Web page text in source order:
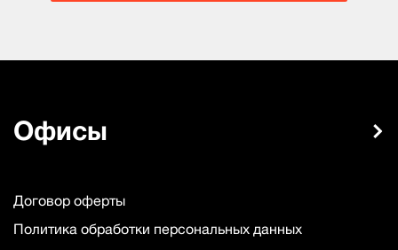
Офисы
Договор оферты
Политика обработки персональных данных